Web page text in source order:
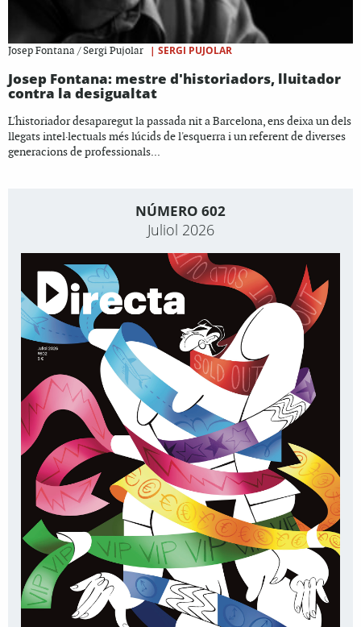
Josep Fontana / Sergi Pujolar | SERGI PUJOLAR
Josep Fontana: mestre d'historiadors, lluitador
contra la desigualtat
L'historiador desaparegut la passada nit a Barcelona, ens deixa un dels
llegats intel·lectuals més lúcids de l'esquerra i un referent de diverses
generacions de professionals...
NÚMERO 602
Juliol 2026